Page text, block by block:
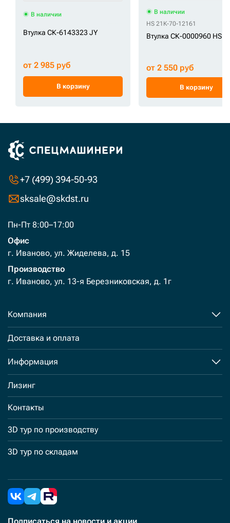
В наличии
Втулка СК-6143323 JY
от 2 985 руб
В корзину
В наличии
HS 21K-70-12161
Втулка СК-0000960 HS
от 2 550 руб
В корзину
+7 (499) 394-50-93
sksale@skdst.ru
Пн-Пт 8:00–17:00
Офис
г. Иваново, ул. Жиделева, д. 15
Производство
г. Иваново, ул. 13-я Березниковская, д. 1г
Компания
Доставка и оплата
Информация
Лизинг
Контакты
3D тур по производству
3D тур по складам